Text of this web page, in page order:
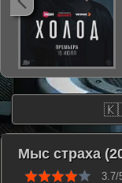
Мыс страха
3.7/